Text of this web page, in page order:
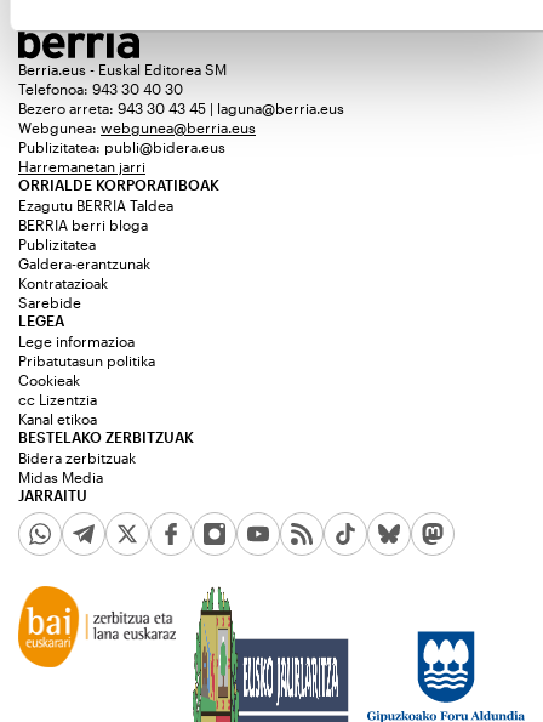
Berria.eus - Euskal Editorea SM
Telefonoa: 943 30 40 30
Bezero arreta: 943 30 43 45 | laguna@berria.eus
Webgunea: webgunea@berria.eus
Publizitatea: publi@bidera.eus
Harremanetan jarri
ORRIALDE KORPORATIBOAK
Ezagutu BERRIA Taldea
BERRIA berri bloga
Publizitatea
Galdera-erantzunak
Kontratazioak
Sarebide
JARRAITU
LEGEA
Lege informazioa
Pribatutasun politika
Cookieak
cc Lizentzia
Kanal etikoa
BESTELAKO ZERBITZUAK
Bidera zerbitzuak
Midas Media